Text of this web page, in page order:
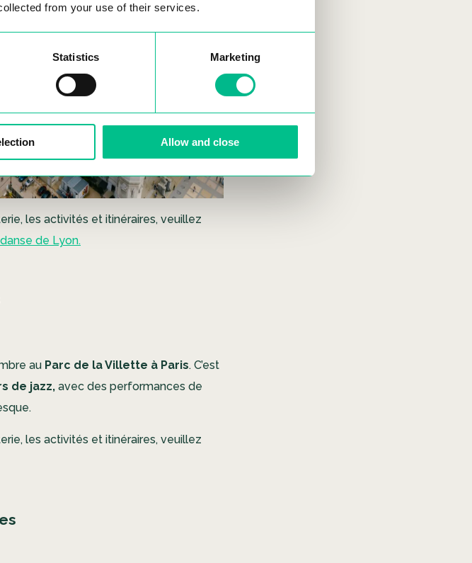
from your use of their services.
Statistics Marketing
Allow and close
les activités et itinéraires, veuillez
de Lyon.
au Parc de la Villette à Paris. C’est
de jazz, avec des performances de
les activités et itinéraires, veuillez